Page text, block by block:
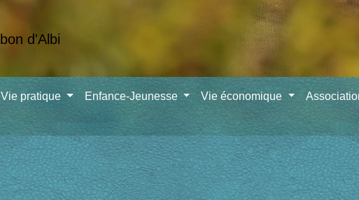
Vie pratique Enfance-Jeunesse Vie économique